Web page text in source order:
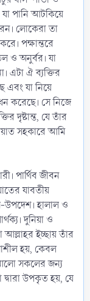
পানি আটকিয়ে
লোকেরা তা
পক্ষান্তরে
ও অনুর্বর। যা
এটা ঐ ব্যক্তির
এবং যা নিয়ে
করেছে। সে নিজে
দৃষ্টান্ত, যে তাঁর
সহকারে আমি
পার্থিব জীবন
যাবতীয়
হালাল ও
দুনিয়া ও
ইচ্ছায় তাঁর
হয়, কেবল
আলো সকলের জন্য
উপকৃত হয়, যে